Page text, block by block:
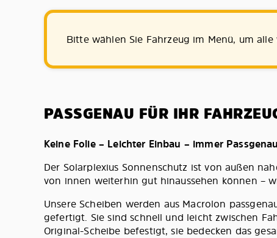
Bitte wählen Sie Fahrzeug im Menü, um
PASSGENAU FÜR IHR
Keine Folie – Leichter Einbau – immer Passgenau
Der Solarplexius Sonnenschutz ist von außen
von innen weiterhin gut hinaussehen können –
Unsere Scheiben werden aus Macrolon
gefertigt. Sie sind schnell und leicht zwischen
Original-Scheibe befestigt, sie bedecken das